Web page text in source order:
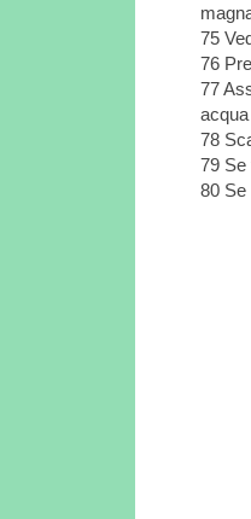
75
76
77
78
79 Se
80 Se